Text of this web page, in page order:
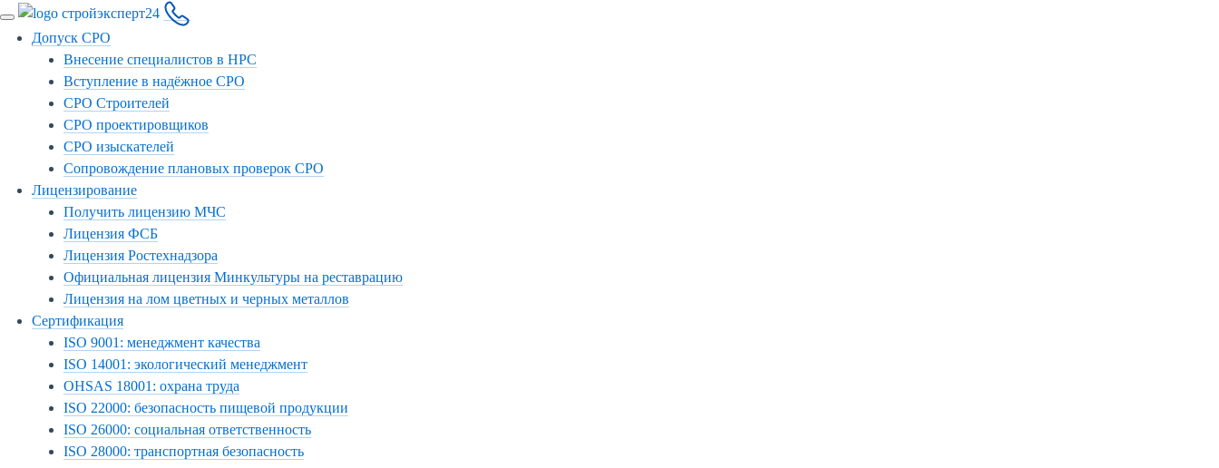
Допуск СРО
Внесение специалистов в НРС
Вступление в надёжное СРО
СРО Строителей
СРО проектировщиков
СРО изыскателей
Сопровождение плановых проверок СРО
Лицензирование
Получить лицензию МЧС
Лицензия ФСБ
Лицензия Ростехнадзора
Официальная лицензия Минкультуры на реставрацию
Лицензия на лом цветных и черных металлов
Сертификация
ISO 9001: менеджмент качества
ISO 14001: экологический менеджмент
OHSAS 18001: охрана труда
ISO 22000: безопасность пищевой продукции
ISO 26000: социальная ответственность
ISO 28000: транспортная безопасность